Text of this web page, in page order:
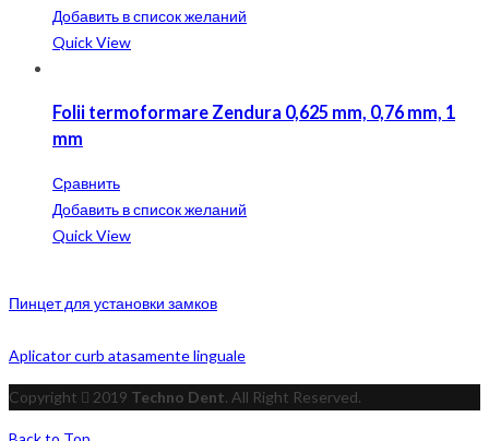
Добавить в список желаний
Quick View
Folii termoformare Zendura 0,625 mm, 0,76 mm, 1
mm
Сравнить
Добавить в список желаний
Quick View
Пинцет для установки замков
Aplicator curb atasamente linguale
Copyright 2019 Techno Dent. All Right Reserved.